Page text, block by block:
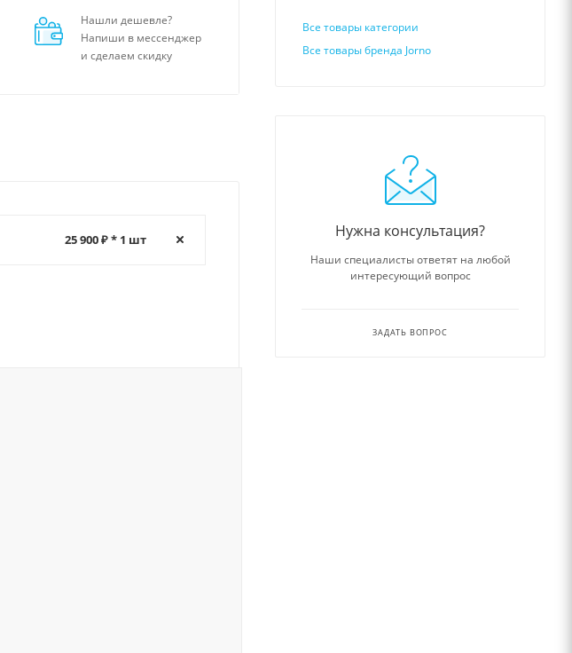
Нашли дешевле?
Напиши в мессенджер
и сделаем скидку
25 900 ₽ * 1 шт
Все товары категории
Все товары бренда Jorno
Нужна консультация?
Наши специалисты ответят на любой
интересующий вопрос
ЗАДАТЬ ВОПРОС